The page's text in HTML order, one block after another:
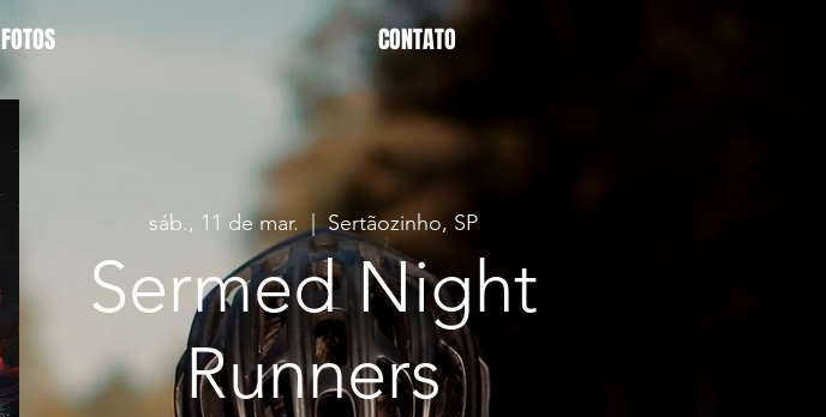
FOTOS CONTATO
sáb., 11 de mar.
  |
Sertãozinho, SP
Sermed Night
Runners